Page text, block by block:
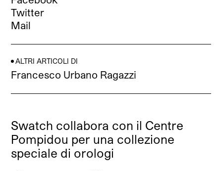
Twitter
Mail
ALTRI ARTICOLI DI
Francesco Urbano Ragazzi
Swatch collabora con il Centre
Pompidou per una collezione
speciale di orologi